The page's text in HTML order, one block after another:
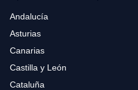
Andalucía
Asturias
Canarias
Castilla y León
Cataluña